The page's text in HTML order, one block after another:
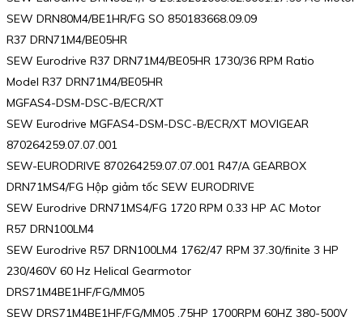
SEW DRN80M4/BE1HR/FG SO 850183668.09.09
R37 DRN71M4/BE05HR
SEW Eurodrive R37 DRN71M4/BE05HR 1730/36 RPM Ratio
Model R37 DRN71M4/BE05HR
MGFAS4-DSM-DSC-B/ECR/XT
SEW Eurodrive MGFAS4-DSM-DSC-B/ECR/XT MOVIGEAR
870264259.07.07.001
SEW-EURODRIVE 870264259.07.07.001 R47/A GEARBOX
DRN71MS4/FG Hộp giảm tốc SEW EURODRIVE
SEW Eurodrive DRN71MS4/FG 1720 RPM 0.33 HP AC Motor
R57 DRN100LM4
SEW Eurodrive R57 DRN100LM4 1762/47 RPM 37.30/finite 3 HP
230/460V 60 Hz Helical Gearmotor
DRS71M4BE1HF/FG/MM05
SEW DRS71M4BE1HF/FG/MM05 .75HP 1700RPM 60HZ 380-500V